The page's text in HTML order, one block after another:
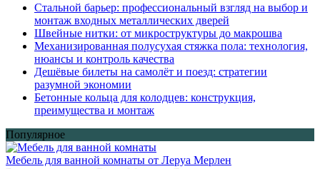
Стальной барьер: профессиональный взгляд на выбор и
монтаж входных металлических дверей
Швейные нитки: от микроструктуры до макрошва
Механизированная полусухая стяжка пола: технология,
нюансы и контроль качества
Дешёвые билеты на самолёт и поезд: стратегии
разумной экономии
Бетонные кольца для колодцев: конструкция,
преимущества и монтаж
Популярное
Мебель для ванной комнаты от Леруа Мерлен